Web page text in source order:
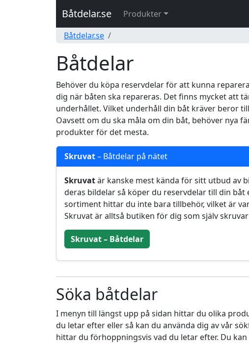
Båtdelar.se
Produkter
Båtdelar.se
Båtdelar
Behöver du köpa reservdelar för att kunna
dig när båten ska repareras. Det finns mycket att
underhållet. Vilket underhåll din båt kräver beror
Oavsett om du ska måla om din båt, behöver nya
produkter för det mesta.
Skruvat– Båtdelar på nätet
Skruvatär kanske mest kända för sitt utbud av
deras bildelar så köper du reservdelar till din
sortiment hittar du inte bara tillbehör, vilket är
Skruvat är alltså butiken för dig som själv
Skruvat – Båtdelar
Söka båtdelar
I menyn till längst upp på sidan hittar du olika
du letar efter eller så kan du använda dig av vår
hittar du förhoppningsvis vad du letar efter. Du